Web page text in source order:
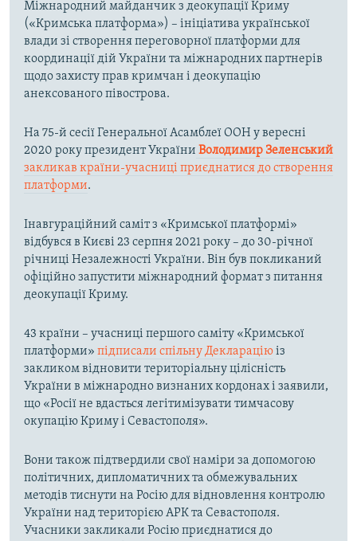
Міжнародний майданчик з деокупації Криму
(«Кримська платформа») – ініціатива української
влади зі створення переговорної платформи для
координації дій України та міжнародних партнерів
щодо захисту прав кримчан і деокупацію
анексованого півострова.
На 75-й сесії Генеральної Асамблеї ООН у вересні
2020 року президент України Володимир Зеленський
закликав країни-учасниці приєднатися до створення
платформи.
Інавгураційний саміт з «Кримської платформі»
відбувся в Києві 23 серпня 2021 року – до 30-річної
річниці Незалежності України. Він був покликаний
офіційно запустити міжнародний формат з питання
деокупації Криму.
43 країни – учасниці першого саміту «Кримської
платформи» підписали спільну Деклараціюіз
закликом відновити територіальну цілісність
України в міжнародно визнаних кордонах і заявили,
що «Росії не вдасться легітимізувати тимчасову
окупацію Криму і Севастополя».
Вони також підтвердили свої наміри за допомогою
політичних, дипломатичних та обмежувальних
методів тиснути на Росію для відновлення контролю
України над територією АРК та Севастополя.
Учасники закликали Росію приєднатися до